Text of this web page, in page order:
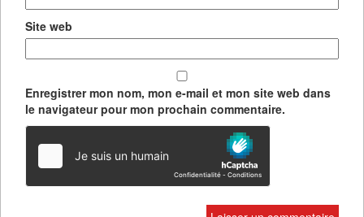
Site web
Enregistrer mon nom, mon e-mail et mon site web dans
le navigateur pour mon prochain commentaire.